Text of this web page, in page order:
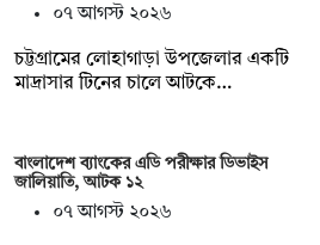
০৭ আগস্ট ২০২৬
চট্টগ্রামের লোহাগাড়া উপজেলার একটি
মাদ্রাসার টিনের চালে আটকে…
বাংলাদেশ ব্যাংকের এডি পরীক্ষার ডিভাইস
জালিয়াতি, আটক ১২
০৭ আগস্ট ২০২৬